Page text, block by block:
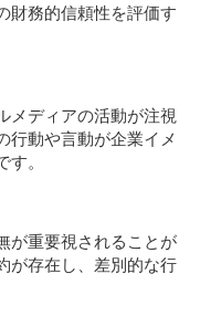
財務的信頼性を評価す
メディアの活動が注視
行動や言動が企業イメ
。
が重要視されることが
が存在し、差別的な行